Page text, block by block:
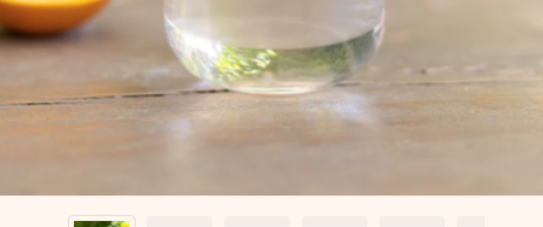
billede af dig eller en besked, der går lige i hendes hjerte.
Intet besvær men udelukkende en masse kærlighed i
øjeblikket.